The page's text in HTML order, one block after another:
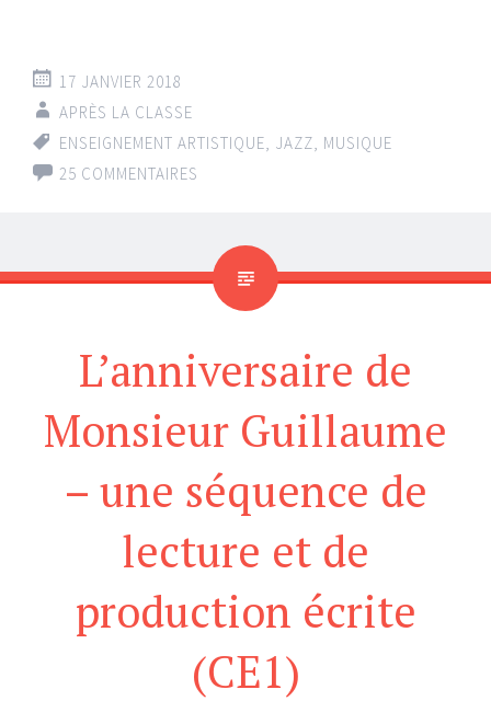
17 JANVIER 2018
APRÈS LA CLASSE
ENSEIGNEMENT ARTISTIQUE JAZZ MUSIQUE
25 COMMENTAIRES
L’anniversaire de
Monsieur Guillaume
– une séquence de
lecture et de
production écrite
(CE1)